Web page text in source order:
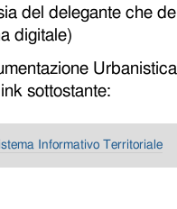
del delegante che
digitale)
sottostante:
Informativo Territoriale